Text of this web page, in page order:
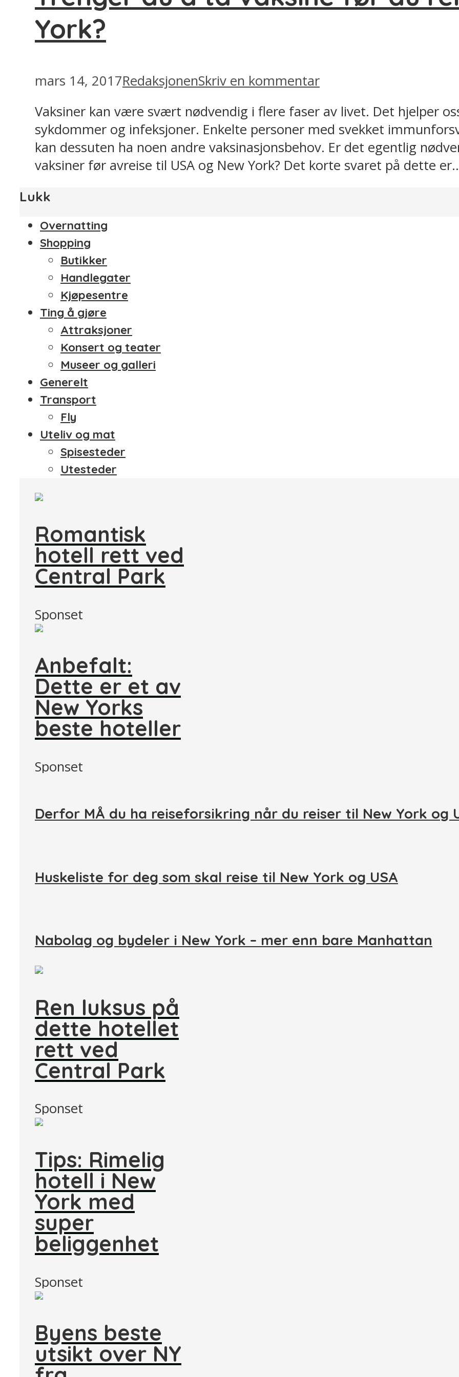
York?
mars 14, 2017RedaksjonenSkriv en kommentar
Vaksiner kan være svært nødvendig i flere faser av livet. Det hjelper
sykdommer og infeksjoner. Enkelte personer med svekket
kan dessuten ha noen andre vaksinasjonsbehov. Er det egentlig
vaksiner før avreise til USA og New York? Det korte svaret på dette
Lukk
Overnatting
Shopping
Butikker
Handlegater
Kjøpesentre
Ting å gjøre
Attraksjoner
Konsert og teater
Museer og galleri
Generelt
Transport
Fly
Uteliv og mat
Spisesteder
Utesteder
Romantisk
hotell rett ved
Central Park
Sponset
Anbefalt:
Dette er et av
New Yorks
beste hoteller
Sponset
Derfor MÅ du ha reiseforsikring når du reiser til New York og
Huskeliste for deg som skal reise til New York og USA
Nabolag og bydeler i New York – mer enn bare Manhattan
Ren luksus på
dette hotellet
rett ved
Central Park
Sponset
Tips: Rimelig
hotell i New
York med
super
beliggenhet
Sponset
Byens beste
utsikt over NY